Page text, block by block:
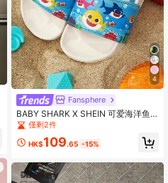
4
Fansphere
BABY SHARK X SHEIN 可爱海洋鱼
卡通图案婴儿幼儿蓝色拖鞋，EVA材
质轻便，保护宝宝娇嫩的小脚，适合
居家或外出穿着，男女通用，男孩女
僅剩2件
HK$109.65 -15%